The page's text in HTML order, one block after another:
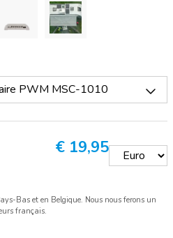
PWM MSC-1010
€ 19,95
Bas et en Belgique. Nous nous ferons un
français.